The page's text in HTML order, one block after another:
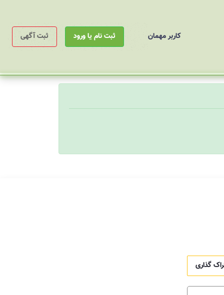
کاربر مهمان ثبت نام یا ورود ثبت آگهی
گذاری